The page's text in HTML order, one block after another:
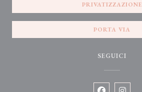
PRIVATIZZAZIONE
PORTA VIA
SEGUICI